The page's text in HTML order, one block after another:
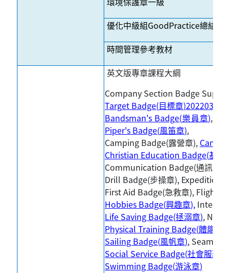
優化中級組GoodPractice總結
時間管理參考教材
英文版專章課程大綱
Company Section Badge
Target Badge(目標章)202203
Bandsman's Badge(樂員章),
Piper's Badge(風笛章),
Camping Badge(露營章),
Christian Education Badge(基督
Communication Badge(通訊章),
Drill Badge(步操章), Expedition
First Aid Badge(急救章), Flight
Hobbies Badge(興趣章),
Life Saving Badge(拯溺章),
Physical Training Badge(體能章
Sailing Badge(風帆章),
Social Service Badge(社會服務章
Swimming Badge(游泳章)